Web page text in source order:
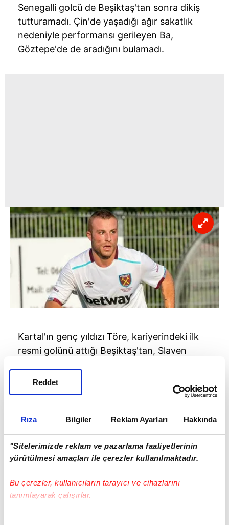
Rıza Bilgiler Reklam Ayarları Hakkında
"Sitelerimizde reklam ve pazarlama faaliyetlerinin
yürütülmesi amaçları ile çerezler kullanılmaktadır.
Bu çerezler, kullanıcıların tarayıcı ve cihazlarını
tanımlayarak çalışırlar.
Bu çerezlere izin vermeniz halinde sizlere özel
Reddet
Senegalli golcü de Beşiktaş'tan sonra dikiş
tutturamadı. Çin'de yaşadığı ağır sakatlık
nedeniyle performansı gerileyen Ba,
Göztepe'de de aradığını bulamadı.
Kartal'ın genç yıldızı Töre, kariyerindeki ilk
resmi golünü attığı Beşiktaş'tan, Slaven
gitti. Töre burada beklediği şansı
yakalayamayıp yurda geri döndü.